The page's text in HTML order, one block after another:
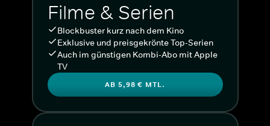
Filme & Serien
Blockbuster kurz nach dem Kino
Exklusive und preisgekrönte Top-Serien
Auch im günstigen Kombi-Abo mit Apple
TV
AB 5,98 € MTL.